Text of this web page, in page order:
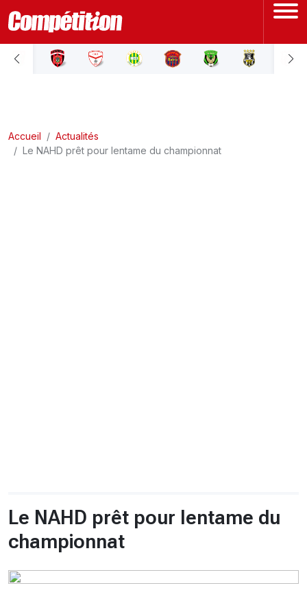
ACCUEIL
LIGUE 2
Accueil
Actualités
Le NAHD prêt pour lentame du championnat
Le NAHD prêt pour lentame du
championnat